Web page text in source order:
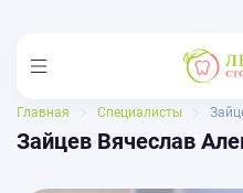
Главная Специалисты
Зайцев Вячеслав